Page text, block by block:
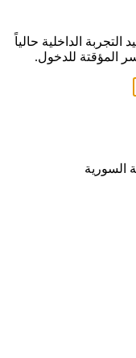
الداخلية حالياً
المؤقتة للدخول.
السورية